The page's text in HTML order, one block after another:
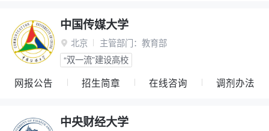
中国传媒大学
 北京 主管部门： 教育部
“双一流”建设高校
网报公告 招生简章 在线咨询 调剂办法
中央财经大学